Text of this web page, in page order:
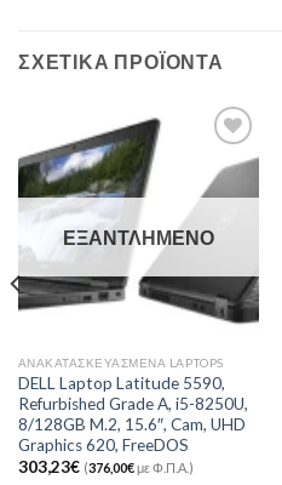
ΣΧΕΤΙΚΆ ΠΡΟΪΌΝΤΑ
ΕΞΑΝΤΛΗΜΈΝΟ
ΑΝΑΚΑΤΑΣΚΕΥΑΣΜΈΝΑ LAPTOPS
DELL Laptop Latitude 5590,
Refurbished Grade A, i5-8250U,
8/128GB M.2, 15.6″, Cam, UHD
Graphics 620, FreeDOS
303,23€ (376,00€με Φ.Π.Α.)